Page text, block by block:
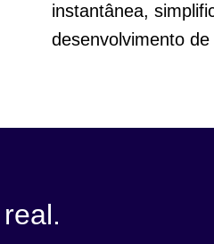
instantânea,
desenvolvimento de